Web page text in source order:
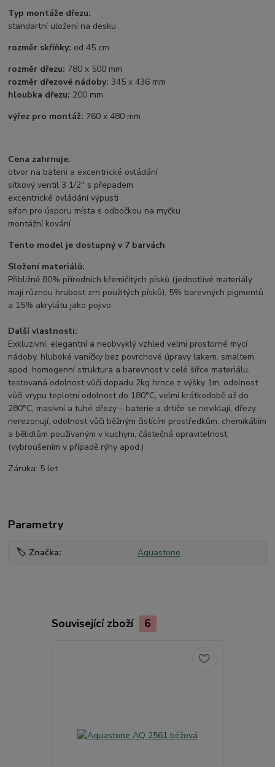
Typ montáže dřezu:
standartní uložení na desku
rozměr skříňky: od 45 cm
rozměr dřezu: 780 x 500 mm
rozměr dřezové nádoby: 345 x 436 mm
hloubka dřezu: 200 mm
výřez pro montáž: 760 x 480 mm
Cena zahrnuje:
otvor na baterii a excentrické ovládání
sítkový ventil 3 1/2" s přepadem
excentrické ovládání výpusti
sifon pro úsporu místa s odbočkou na myčku
montážní kování
Tento model je dostupný v 7 barvách
Složení materiálů:
Přibližně 80% přírodních křemičitých písků (jednotlivé materiály
mají různou hrubost zrn použitých písků), 5% barevných pigmentů
a 15% akrylátu jako pojivo.
Další vlastnosti:
Exkluzivní, elegantní a neobvyklý vzhled velmi prostorné mycí
nádoby, hluboké vaničky bez povrchové úpravy lakem, smaltem
apod. homogenní struktura a barevnost v celé šířce materiálu,
testovaná odolnost vůči dopadu 2kg hrnce z výšky 1m, odolnost
vůči vrypu teplotní odolnost do 180°C, velmi krátkodobě až do
280°C, masivní a tuhé dřezy – baterie a drtiče se neviklají, dřezy
nerezonují, odolnost vůči běžným čistícím prostředkům, chemikáliím
a bělidlům používaným v kuchyni, částečná opravitelnost
(vybroušením v případě rýhy apod.)
Záruka: 5 let
Parametry
🏷️ Značka Aquastone
Související zboží 6